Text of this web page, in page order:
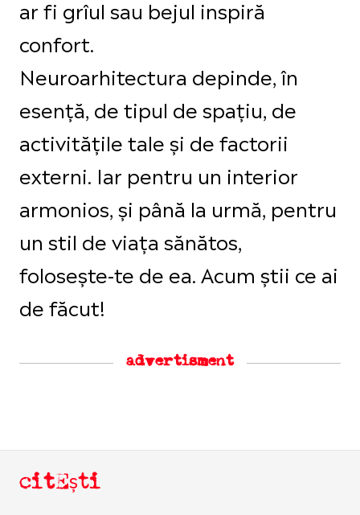
ar fi grîul sau bejul inspiră
confort.
Neuroarhitectura depinde, în
esență, de tipul de spațiu, de
activitățile tale și de factorii
externi. Iar pentru un interior
armonios, și până la urmă, pentru
un stil de viața sănătos,
folosește-te de ea. Acum știi ce ai
de făcut!
advertisment
citEști